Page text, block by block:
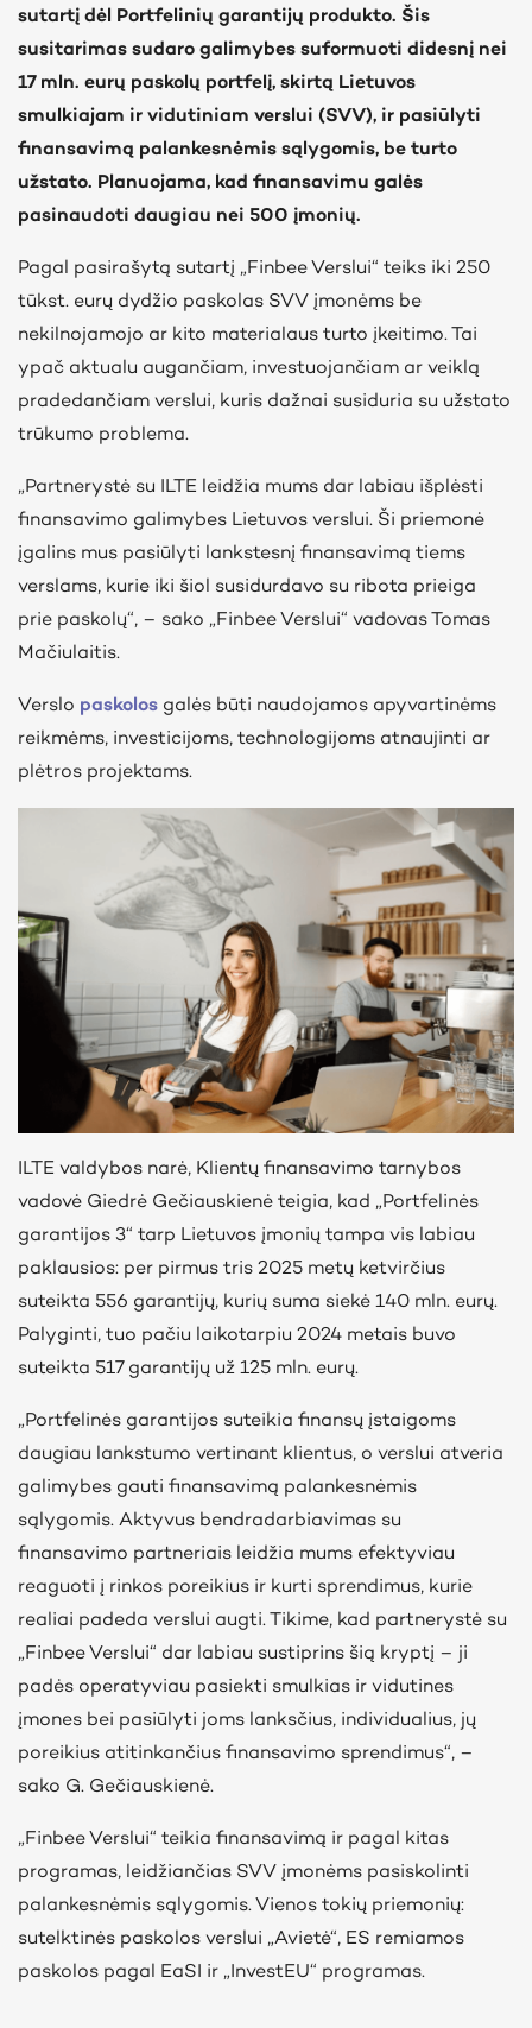
sutartį dėl Portfelinių garantijų produkto. Šis
susitarimas sudaro galimybes suformuoti didesnį nei
17 mln. eurų paskolų portfelį, skirtą Lietuvos
smulkiajam ir vidutiniam verslui (SVV), ir pasiūlyti
finansavimą palankesnėmis sąlygomis, be turto
užstato. Planuojama, kad finansavimu galės
pasinaudoti daugiau nei 500 įmonių.
Pagal pasirašytą sutartį „Finbee Verslui“ teiks iki 250
tūkst. eurų dydžio paskolas SVV įmonėms be
nekilnojamojo ar kito materialaus turto įkeitimo. Tai
ypač aktualu augančiam, investuojančiam ar veiklą
pradedančiam verslui, kuris dažnai susiduria su užstato
trūkumo problema.
„Partnerystė su ILTE leidžia mums dar labiau išplėsti
finansavimo galimybes Lietuvos verslui. Ši priemonė
įgalins mus pasiūlyti lankstesnį finansavimą tiems
verslams, kurie iki šiol susidurdavo su ribota prieiga
prie paskolų“, – sako „Finbee Verslui“ vadovas Tomas
Mačiulaitis.
Verslo paskolos galės būti naudojamos apyvartinėms
reikmėms, investicijoms, technologijoms atnaujinti ar
plėtros projektams.
ILTE valdybos narė, Klientų finansavimo tarnybos
vadovė Giedrė Gečiauskienė teigia, kad „Portfelinės
garantijos 3“ tarp Lietuvos įmonių tampa vis labiau
paklausios: per pirmus tris 2025 metų ketvirčius
suteikta 556 garantijų, kurių suma siekė 140 mln. eurų.
Palyginti, tuo pačiu laikotarpiu 2024 metais buvo
suteikta 517 garantijų už 125 mln. eurų.
„Portfelinės garantijos suteikia finansų įstaigoms
daugiau lankstumo vertinant klientus, o verslui atveria
galimybes gauti finansavimą palankesnėmis
sąlygomis. Aktyvus bendradarbiavimas su
finansavimo partneriais leidžia mums efektyviau
reaguoti į rinkos poreikius ir kurti sprendimus, kurie
realiai padeda verslui augti. Tikime, kad partnerystė su
„Finbee Verslui“ dar labiau sustiprins šią kryptį – ji
padės operatyviau pasiekti smulkias ir vidutines
įmones bei pasiūlyti joms lanksčius, individualius, jų
poreikius atitinkančius finansavimo sprendimus“, –
sako G. Gečiauskienė.
„Finbee Verslui“ teikia finansavimą ir pagal kitas
programas, leidžiančias SVV įmonėms pasiskolinti
palankesnėmis sąlygomis. Vienos tokių priemonių:
sutelktinės paskolos verslui „Avietė“, ES remiamos
paskolos pagal EaSI ir „InvestEU“ programas.